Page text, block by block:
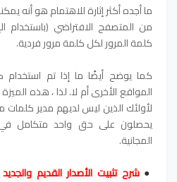
ما أجده أكثر إثارة للاهتمام هو أنه
من المتصفح الافتراضي (باستخدام
كلمة المرور لكل كلمة مرور فردية.
كما يوضح أيضًا ما إذا تم
المواقع الأخرى أم لا. لذا ، هذه
لأولئك الذين ليس لديهم مدير كلمات
يحصلون على حق واحد متكامل في
المجانية.
●